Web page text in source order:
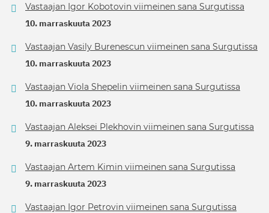
Vastaajan Igor Kobotovin viimeinen sana Surgutissa
10. marraskuuta 2023
Vastaajan Vasily Burenescun viimeinen sana Surgutissa
10. marraskuuta 2023
Vastaajan Viola Shepelin viimeinen sana Surgutissa
10. marraskuuta 2023
Vastaajan Aleksei Plekhovin viimeinen sana Surgutissa
9. marraskuuta 2023
Vastaajan Artem Kimin viimeinen sana Surgutissa
9. marraskuuta 2023
Vastaajan Igor Petrovin viimeinen sana Surgutissa